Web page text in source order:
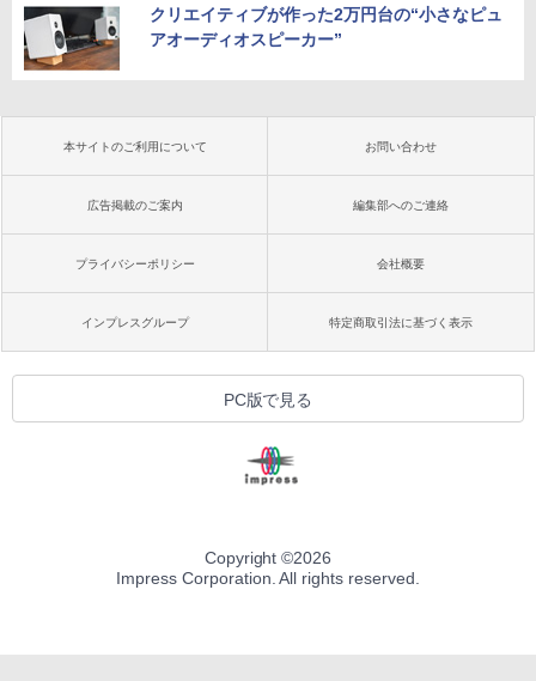
クリエイティブが作った2万円台の“小さなピュ
アオーディオスピーカー”
本サイトのご利用について お問い合わせ
広告掲載のご案内 編集部へのご連絡
プライバシーポリシー 会社概要
インプレスグループ 特定商取引法に基づく表示
PC版で見る
Copyright ©2026
Impress Corporation. All rights reserved.